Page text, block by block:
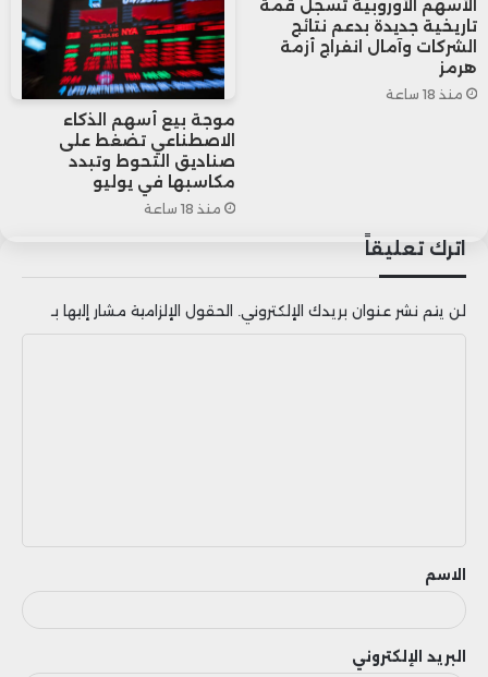
الاقتصاديين لدى البنك المركزي الأوروبي خلال
حدث في واشنطن أمس، إن البيانات الواردة
تشير إلى احتمال أن التضخم يتباطأ على نحو
أسرع في المدى القريب، أكثر مما كان متوقعاً
وأضاف أن صناع السياسة النقدية في أوروبا
بحاجة إلى التعمق في عملية انخفاض
الأسهم الأوروبية تسجل قمة
تاريخية جديدة بدعم نتائج
الشركات وآمال انفراج أزمة
هرمز
منذ 18 ساعة
موجة بيع أسهم الذكاء
الاصطناعي تضغط على
صناديق التحوط وتبدد
مكاسبها في يوليو
منذ 18 ساعة
اترك تعليقاً
لن يتم نشر عنوان بريدك الإلكتروني. الحقول الإلزامية مشار إليها بـ
ق
الاسم
البريد الإلكتروني